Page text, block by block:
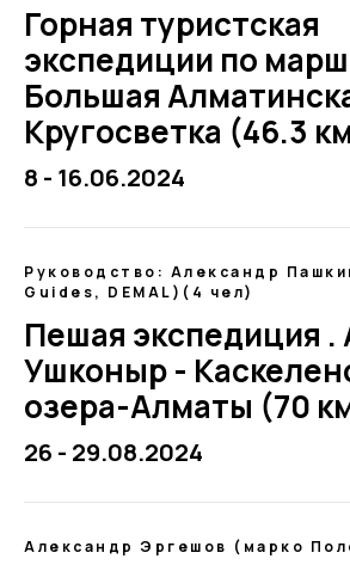
Горная туристская
экспедиции по
Большая
Кругосветка (46.3
8 - 16.06.2024
Руководство: Александр
Guides, DEMAL)(4 чел)
Пешая экспедиция
Ушконыр -
озера-Алматы (70
26 - 29.08.2024
Александр Эргешов (марко